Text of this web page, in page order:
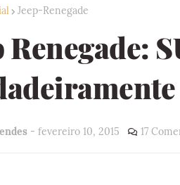
Jeep-Renegade
Renegade:
- fevereiro 10, 2015 17